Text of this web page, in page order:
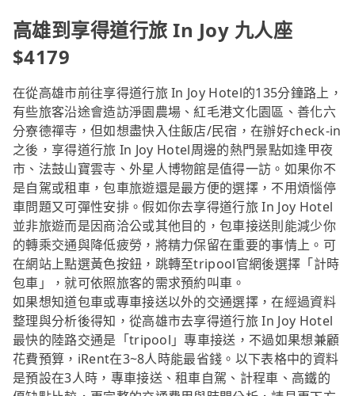
高雄到享得道行旅 In Joy 九人座
$4179
在從高雄市前往享得道行旅 In Joy Hotel的135分鐘路上，
有些旅客沿途會造訪淨園農場、紅毛港文化園區、善化六
分寮德禪寺，但如想盡快入住飯店/民宿，在辦好check-in
之後，享得道行旅 In Joy Hotel周邊的熱門景點如逢甲夜
市、法鼓山寶雲寺、外星人博物館是值得一訪。如果你不
是自駕或租車，包車旅遊還是最方便的選擇，不用煩惱停
車問題又可彈性安排。假如你去享得道行旅 In Joy Hotel
並非旅遊而是因商洽公或其他目的，包車接送則能減少你
的轉乘交通與降低疲勞，將精力保留在重要的事情上。可
在網站上點選黃色按鈕，跳轉至tripool官網後選擇「計時
包車」，就可依照旅客的需求預約叫車。
如果想知道包車或專車接送以外的交通選擇，在經過資料
整理與分析後得知，從高雄市去享得道行旅 In Joy Hotel
最快的陸路交通是「tripool」專車接送，不過如果想兼顧
花費預算，iRent在3~8人時能最省錢。以下表格中的資料
是預設在3人時，專車接送、租車自駕、計程車、高鐵的